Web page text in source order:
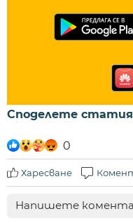
Споделете
0
Харесване